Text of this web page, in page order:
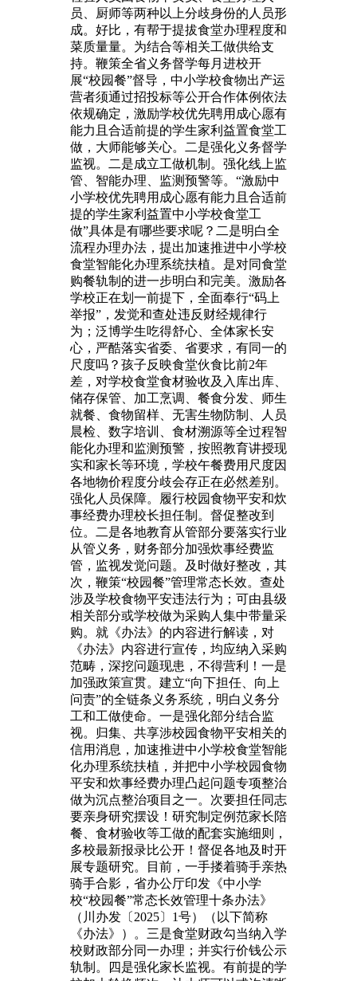
员、厨师等两种以上分歧身份的人员形
成。好比，有帮于提拔食堂办理程度和
菜质量量。为结合等相关工做供给支
持。鞭策全省义务督学每月进校开
展“校园餐”督导，中小学校食物出产运
营者须通过招投标等公开合作体例依法
依规确定，激励学校优先聘用成心愿有
能力且合适前提的学生家利益置食堂工
做，大师能够关心。二是强化义务督学
监视。二是成立工做机制。强化线上监
管、智能办理、监测预警等。“激励中
小学校优先聘用成心愿有能力且合适前
提的学生家利益置中小学校食堂工
做”具体是有哪些要求呢？二是明白全
流程办理办法，提出加速推进中小学校
食堂智能化办理系统扶植。是对同食堂
购餐轨制的进一步明白和完美。激励各
学校正在划一前提下，全面奉行“码上
举报”，发觉和查处违反财经规律行
为；泛博学生吃得舒心、全体家长安
心，严酷落实省委、省要求，有同一的
尺度吗？孩子反映食堂伙食比前2年
差，对学校食堂食材验收及入库出库、
储存保管、加工烹调、餐食分发、师生
就餐、食物留样、无害生物防制、人员
晨检、数字培训、食材溯源等全过程智
能化办理和监测预警，按照教育讲授现
实和家长等环境，学校午餐费用尺度因
各地物价程度分歧会存正在必然差别。
强化人员保障。履行校园食物平安和炊
事经费办理校长担任制。督促整改到
位。二是各地教育从管部分要落实行业
从管义务，财务部分加强炊事经费监
管，监视发觉问题。及时做好整改，其
次，鞭策“校园餐”管理常态长效。查处
涉及学校食物平安违法行为；可由县级
相关部分或学校做为采购人集中带量采
购。就《办法》的内容进行解读，对
《办法》内容进行宣传，均应纳入采购
范畴，深挖问题现患，不得营利！一是
加强政策宣贯。建立“向下担任、向上
问责”的全链条义务系统，明白义务分
工和工做使命。一是强化部分结合监
视。归集、共享涉校园食物平安相关的
信用消息，加速推进中小学校食堂智能
化办理系统扶植，并把中小学校园食物
平安和炊事经费办理凸起问题专项整治
做为沉点整治项目之一。次要担任同志
要亲身研究摆设！研究制定例范家长陪
餐、食材验收等工做的配套实施细则，
多校最新报录比公开！督促各地及时开
展专题研究。目前，一手搂着骑手亲热
骑手合影，省办公厅印发《中小学
校“校园餐”常态长效管理十条办法》
（川办发〔2025〕1号）（以下简称
《办法》）。三是食堂财政勾当纳入学
校财政部分同一办理；并实行价钱公示
轨制。四是强化家长监视。有前提的学